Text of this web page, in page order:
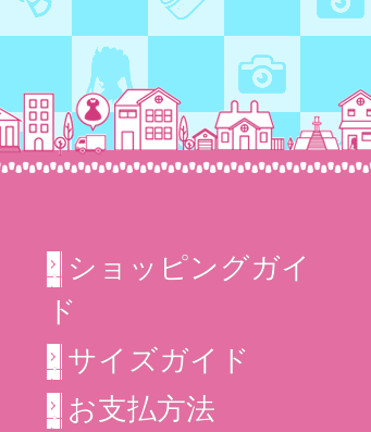
ショッピングガイ
ド
サイズガイド
お支払方法